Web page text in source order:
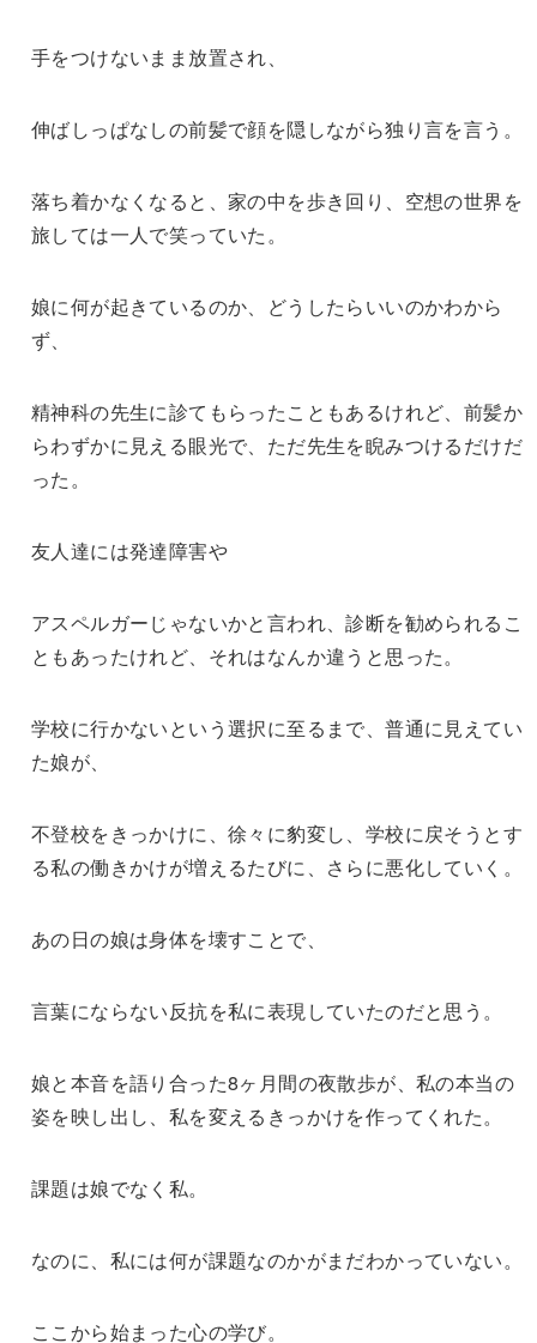
手をつけないまま放置され、
伸ばしっぱなしの前髪で顔を隠しながら独り言を言う。
落ち着かなくなると、家の中を歩き回り、空想の世界を
旅しては一人で笑っていた。
娘に何が起きているのか、どうしたらいいのかわから
ず、
精神科の先生に診てもらったこともあるけれど、前髪か
らわずかに見える眼光で、ただ先生を睨みつけるだけだ
った。
友人達には発達障害や
アスペルガーじゃないかと言われ、診断を勧められるこ
ともあったけれど、それはなんか違うと思った。
学校に行かないという選択に至るまで、普通に見えてい
た娘が、
不登校をきっかけに、徐々に豹変し、学校に戻そうとす
る私の働きかけが増えるたびに、さらに悪化していく。
あの日の娘は身体を壊すことで、
言葉にならない反抗を私に表現していたのだと思う。
娘と本音を語り合った8ヶ月間の夜散歩が、私の本当の
姿を映し出し、私を変えるきっかけを作ってくれた。
課題は娘でなく私。
なのに、私には何が課題なのかがまだわかっていない。
ここから始まった心の学び。